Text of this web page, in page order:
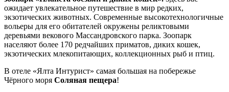
ожидает увлекательное путешествие в мир редких,
экзотических животных. Современные высокотехнологичные
вольеры для его обитателей окружены реликтовыми
деревьями векового Массандровского парка. Зоопарк
населяют более 170 редчайших приматов, диких кошек,
экзотических млекопитающих, коллекционных рыб и птиц.
В отеле «Ялта Интурист» самая большая на побережье
Чёрного моря Соляная пещера!